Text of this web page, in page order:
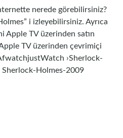
nerede görebilirsiniz?
i izleyebilirsiniz. Ayrıca
Apple TV üzerinden satın
TV üzerinden çevrimiçi
›Sherlock-
Sherlock-Holmes-2009